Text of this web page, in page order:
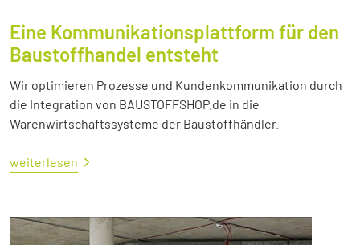
Eine Kommunikationsplattform für den
Baustoffhandel entsteht
Wir optimieren Prozesse und Kundenkommunikation durch
die Integration von BAUSTOFFSHOP.de in die
Warenwirtschaftssysteme der Baustoffhändler.
weiterlesen